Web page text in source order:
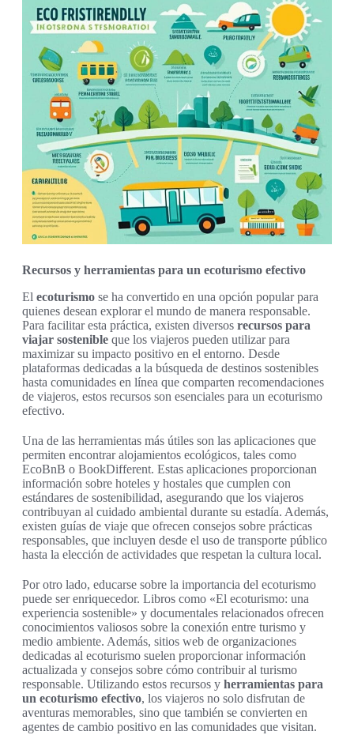
Recursos y herramientas para un ecoturismo efectivo
El ecoturismo se ha convertido en una opción popular para
quienes desean explorar el mundo de manera responsable.
Para facilitar esta práctica, existen diversos recursos para
viajar sostenible que los viajeros pueden utilizar para
maximizar su impacto positivo en el entorno. Desde
plataformas dedicadas a la búsqueda de destinos sostenibles
hasta comunidades en línea que comparten recomendaciones
de viajeros, estos recursos son esenciales para un ecoturismo
efectivo.
Una de las herramientas más útiles son las aplicaciones que
permiten encontrar alojamientos ecológicos, tales como
EcoBnB o BookDifferent. Estas aplicaciones proporcionan
información sobre hoteles y hostales que cumplen con
estándares de sostenibilidad, asegurando que los viajeros
contribuyan al cuidado ambiental durante su estadía. Además,
existen guías de viaje que ofrecen consejos sobre prácticas
responsables, que incluyen desde el uso de transporte público
hasta la elección de actividades que respetan la cultura local.
Por otro lado, educarse sobre la importancia del ecoturismo
puede ser enriquecedor. Libros como «El ecoturismo: una
experiencia sostenible» y documentales relacionados ofrecen
conocimientos valiosos sobre la conexión entre turismo y
medio ambiente. Además, sitios web de organizaciones
dedicadas al ecoturismo suelen proporcionar información
actualizada y consejos sobre cómo contribuir al turismo
responsable. Utilizando estos recursos y herramientas para
un ecoturismo efectivo, los viajeros no solo disfrutan de
aventuras memorables, sino que también se convierten en
agentes de cambio positivo en las comunidades que visitan.